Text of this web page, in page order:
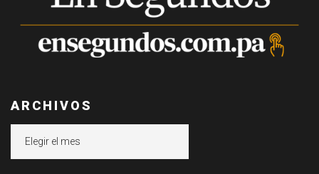
ARCHIVOS